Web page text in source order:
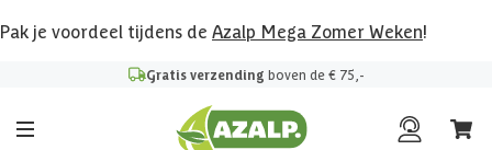
Pak je voordeel tijdens de Azalp Mega Zomer Weken!
Gratis verzending boven de € 75,-